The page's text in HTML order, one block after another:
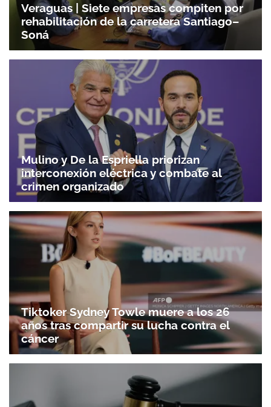
Veraguas | Siete empresas compiten por
rehabilitación de la carretera Santiago–
Soná
Mulino y De la Espriella priorizan
interconexión eléctrica y combate al
crimen organizado
Tiktoker Sydney Towle muere a los 26
años tras compartir su lucha contra el
cáncer